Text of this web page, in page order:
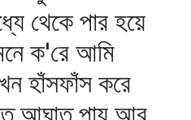
থেকে পার হয়ে
ক'রে আমি
হাঁসফাঁস করে